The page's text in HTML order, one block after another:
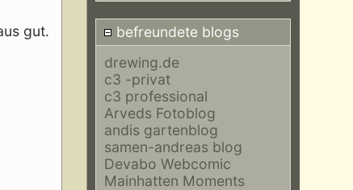
befreundete blogs
drewing.de
c3 -privat
c3 professional
Arveds Fotoblog
andis gartenblog
samen-andreas blog
Devabo Webcomic
Mainhatten Moments
gut.